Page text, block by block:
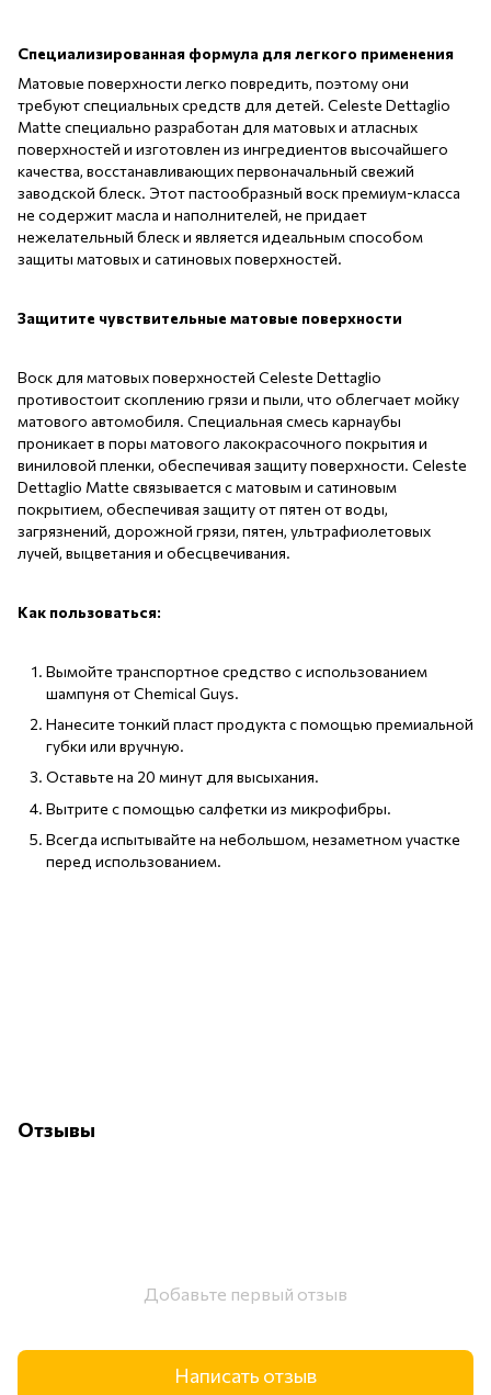
Специализированная формула для легкого применения
Матовые поверхности легко повредить, поэтому они
требуют специальных средств для детей. Celeste Dettaglio
Matte специально разработан для матовых и атласных
поверхностей и изготовлен из ингредиентов высочайшего
качества, восстанавливающих первоначальный свежий
заводской блеск. Этот пастообразный воск премиум-класса
не содержит масла и наполнителей, не придает
нежелательный блеск и является идеальным способом
защиты матовых и сатиновых поверхностей.
Защитите чувствительные матовые поверхности
Воск для матовых поверхностей Celeste Dettaglio
противостоит скоплению грязи и пыли, что облегчает мойку
матового автомобиля. Специальная смесь карнаубы
проникает в поры матового лакокрасочного покрытия и
виниловой пленки, обеспечивая защиту поверхности. Celeste
Dettaglio Matte связывается с матовым и сатиновым
покрытием, обеспечивая защиту от пятен от воды,
загрязнений, дорожной грязи, пятен, ультрафиолетовых
лучей, выцветания и обесцвечивания.
Как пользоваться:
Вымойте транспортное средство с использованием
шампуня от Chemical Guys.
Нанесите тонкий пласт продукта с помощью премиальной
губки или вручную.
Оставьте на 20 минут для высыхания.
Вытрите с помощью салфетки из микрофибры.
Всегда испытывайте на небольшом, незаметном участке
перед использованием.
Отзывы
Добавьте первый отзыв
Написать отзыв